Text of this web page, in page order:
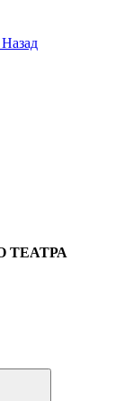
Назад
ТЕАТРА